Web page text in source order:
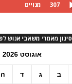
307 מנויים
סינון מאמרי משאבי אנוש
אוגוסט 2026
ב ג ד ה